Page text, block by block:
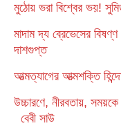
মুঠোয় ভরা বিশ্বের ভয়!
মাদাম দ্য ব্রেভেসের
দাশগুপ্ত
আত্মত্যাগের আত্মশক্তি
উচ্চারণে, নীরবতায়, সময়কে
বেবী সাউ